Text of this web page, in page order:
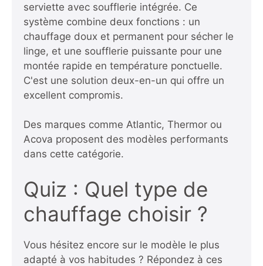
serviette avec soufflerie intégrée. Ce
système combine deux fonctions : un
chauffage doux et permanent pour sécher le
linge, et une soufflerie puissante pour une
montée rapide en température ponctuelle.
C'est une solution deux-en-un qui offre un
excellent compromis.
Des marques comme Atlantic, Thermor ou
Acova proposent des modèles performants
dans cette catégorie.
Quiz : Quel type de
chauffage choisir ?
Vous hésitez encore sur le modèle le plus
adapté à vos habitudes ? Répondez à ces